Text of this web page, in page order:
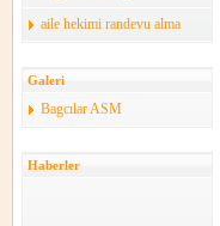
aile hekimi randevu alma
Galeri
Bagcılar ASM
Haberler